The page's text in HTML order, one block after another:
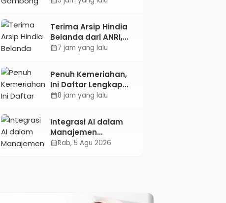
Terima Arsip Hindia
Belanda dari ANRI,
Pemkab Kebumen
dan Literasi
Pertanian
calendar_month7 jam yang lalu
Penuh Kemeriahan,
Ini Daftar Lengkap
Agenda Peringatan
Kabupaten Kebumen
calendar_month8 jam yang lalu
Integrasi AI dalam
Manajemen
Pendayagunaan ZIS
calendar_monthRab, 5 Agu 2026